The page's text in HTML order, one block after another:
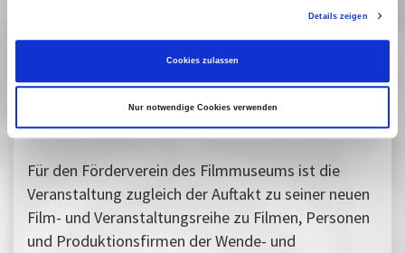
Details zeigen
Cookies zulassen
Nur notwendige Cookies verwenden
(15 Uhr) sind am Abend des 28.10.
Tony Loesers frühe Regiearbeiten zu sehen.
Nach den Filmen: Gespräch mit Tony Loeser
Moderation: Claus Löser (Filmhistoriker)
Für den Förderverein des Filmmuseums ist die
Veranstaltung zugleich der Auftakt zu seiner neuen
Film- und Veranstaltungsreihe zu Filmen, Personen
und Produktionsfirmen der Wende- und